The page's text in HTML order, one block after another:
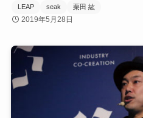
LEAP
seak 栗田 紘
2019年5月28日